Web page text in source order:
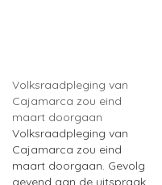
Volksraadpleging van
Cajamarca zou eind
maart doorgaan
Volksraadpleging van
Cajamarca zou eind
maart doorgaan. Gevolg
gevend aan de uitspraak